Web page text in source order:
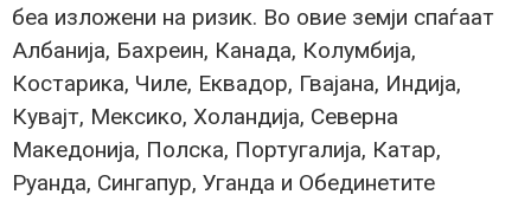
беа изложени на ризик. Во овие земји спаѓаат
Албанија, Бахреин, Канада, Колумбија,
Костарика, Чиле, Еквадор, Гвајана, Индија,
Кувајт, Мексико, Холандија, Северна
Македонија, Полска, Португалија, Катар,
Руанда, Сингапур, Уганда и Обединетите